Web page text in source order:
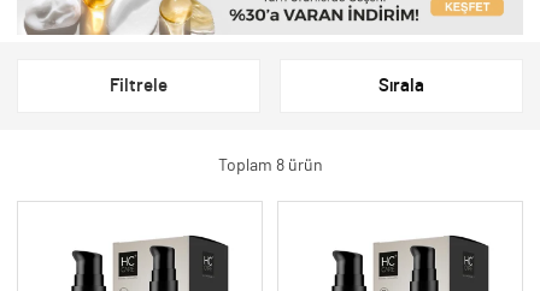
Filtrele Sırala
Toplam 8 ürün